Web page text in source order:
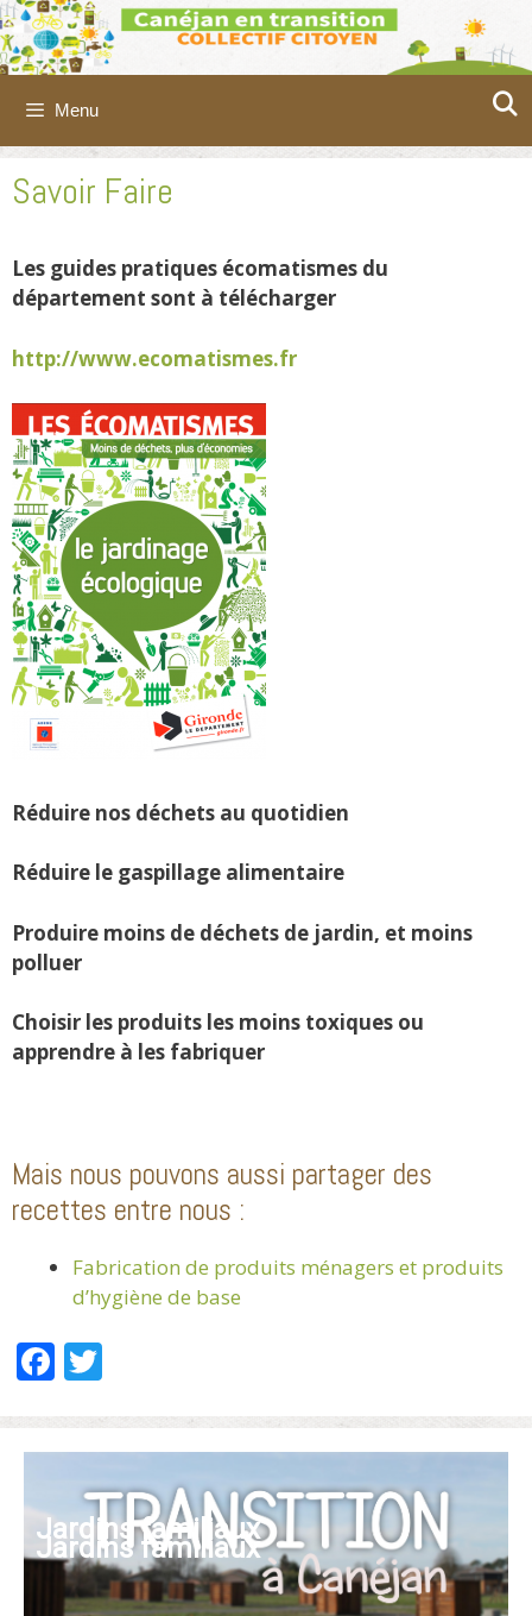
Aller
au
contenu
Menu
Savoir Faire
Les guides pratiques écomatismes du
département sont à télécharger
http://www.ecomatismes.fr
Réduire nos déchets au quotidien
Réduire le gaspillage alimentaire
Produire moins de déchets de jardin, et moins
polluer
Choisir les produits les moins toxiques ou
apprendre à les fabriquer
Mais nous pouvons aussi partager des
recettes entre nous :
Fabrication de produits ménagers et produits
d’hygiène de base
F
e
o
o
k
itt
er
Jardins familiaux
Jardins familiaux